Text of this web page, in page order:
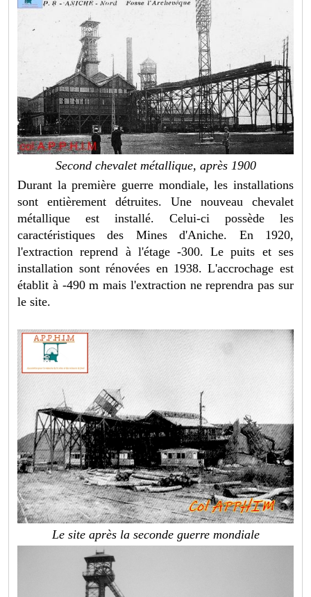
Second chevalet métallique, après 1900
Durant la première guerre mondiale, les installations
sont entièrement détruites. Une nouveau chevalet
métallique est installé. Celui-ci possède les
caractéristiques des Mines d'Aniche. En 1920,
l'extraction reprend à l'étage -300. Le puits et ses
installation sont rénovées en 1938. L'accrochage est
établit à -490 m mais l'extraction ne reprendra pas sur
le site.
Le site après la seconde guerre mondiale